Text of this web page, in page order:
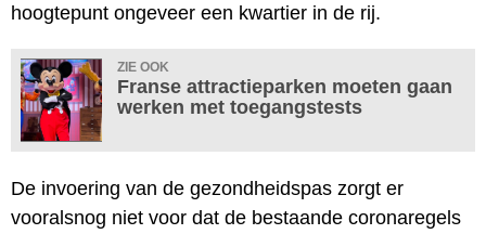
hoogtepunt ongeveer een kwartier in de rij.
ZIE OOK
Franse attractieparken moeten gaan
werken met toegangstests
De invoering van de gezondheidspas zorgt er
vooralsnog niet voor dat de bestaande coronaregels